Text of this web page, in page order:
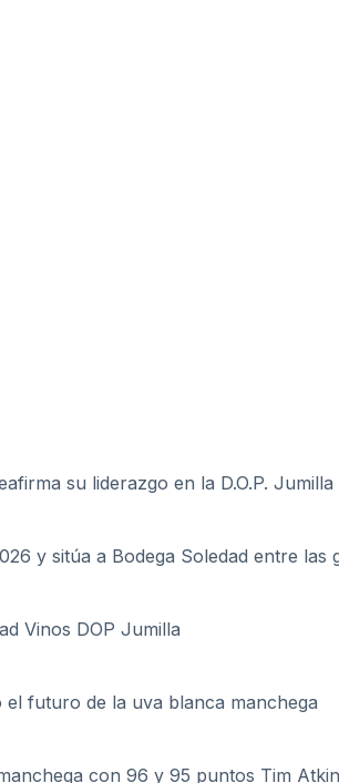
su liderazgo en la D.O.P. Jumilla
y sitúa a Bodega Soledad entre las
Vinos DOP Jumilla
futuro de la uva blanca manchega
con 96 y 95 puntos Tim Atkin